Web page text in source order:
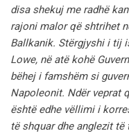
disa shekuj me radhë
rajoni malor që shtrihet
Ballkanik. Stërgjyshi i tij
Lowe, në atë kohë
bëhej i famshëm si
Napoleonit. Ndër veprat
është edhe vëllimi i
të shquar dhe anglezit të